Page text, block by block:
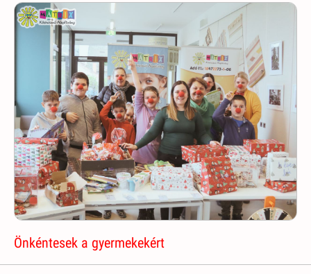
Önkéntesek a gyermekekért